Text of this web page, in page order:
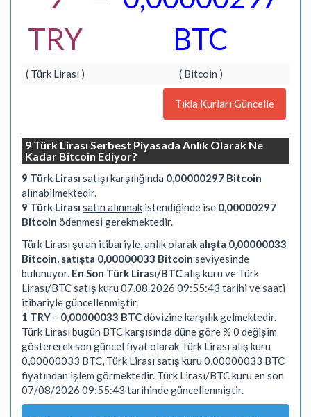
TRY
BTC
( Türk Lirası ) ( Bitcoin )
Tıkla Kurları Güncelle
9 Türk Lirası Serbest Piyasada Anlık Olarak Ne
Kadar Bitcoin Ediyor?
9 Türk Lirası satışı karşılığında 0,00000297 Bitcoin
alınabilmektedir.
9 Türk Lirası satın alınmak istendiğinde ise 0,00000297
Bitcoin ödenmesi gerekmektedir.
Türk Lirası şu an itibariyle, anlık olarak alışta 0,00000033
Bitcoin satışta 0,00000033 Bitcoin seviyesinde
bulunuyor. En Son Türk Lirası/BTCalış kuru ve Türk
Lirası/BTC satış kuru 07.08.2026 09:55:43 tarihi ve saati
itibariyle güncellenmiştir.
1 TRY = 0,00000033 BTCdövizine karşılık gelmektedir.
Türk Lirası bugün BTC karşısında düne göre % 0 değişim
göstererek son güncel fiyat olarak Türk Lirası alış kuru
0,00000033 BTC, Türk Lirası satış kuru 0,00000033 BTC
fiyatından işlem görmektedir. Türk Lirası/BTC kuru en son
07/08/2026 09:55:43 tarihinde güncellenmiştir.